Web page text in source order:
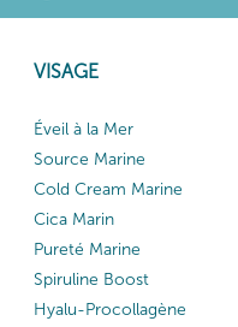
VISAGE
Éveil à la Mer
Source Marine
Cold Cream Marine
Cica Marin
Pureté Marine
Spiruline Boost
Hyalu-Procollagène